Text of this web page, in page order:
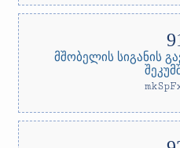
მშობელის სიგანის